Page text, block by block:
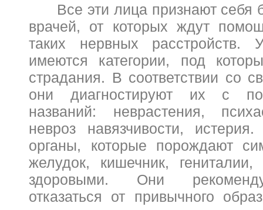
Все эти лица признают
врачей, от которых ждут
таких нервных расстройств.
имеются категории, под
страдания. В соответствии со
они диагностируют их с
названий: неврастения,
невроз навязчивости,
органы, которые порождают
желудок, кишечник,
здоровыми. Они
отказаться от привычного